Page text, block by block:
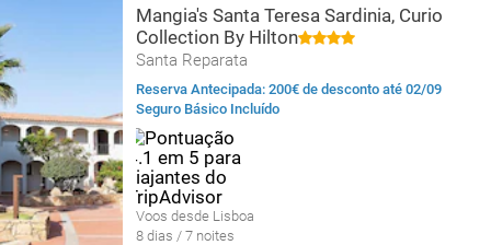
Mangia's Santa Teresa Sardinia, Curio
Collection By Hilton
Santa Reparata
Reserva Antecipada: 200€ de desconto até 02/09
Seguro Básico Incluído
Voos desde Lisboa
8 dias / 7 noites